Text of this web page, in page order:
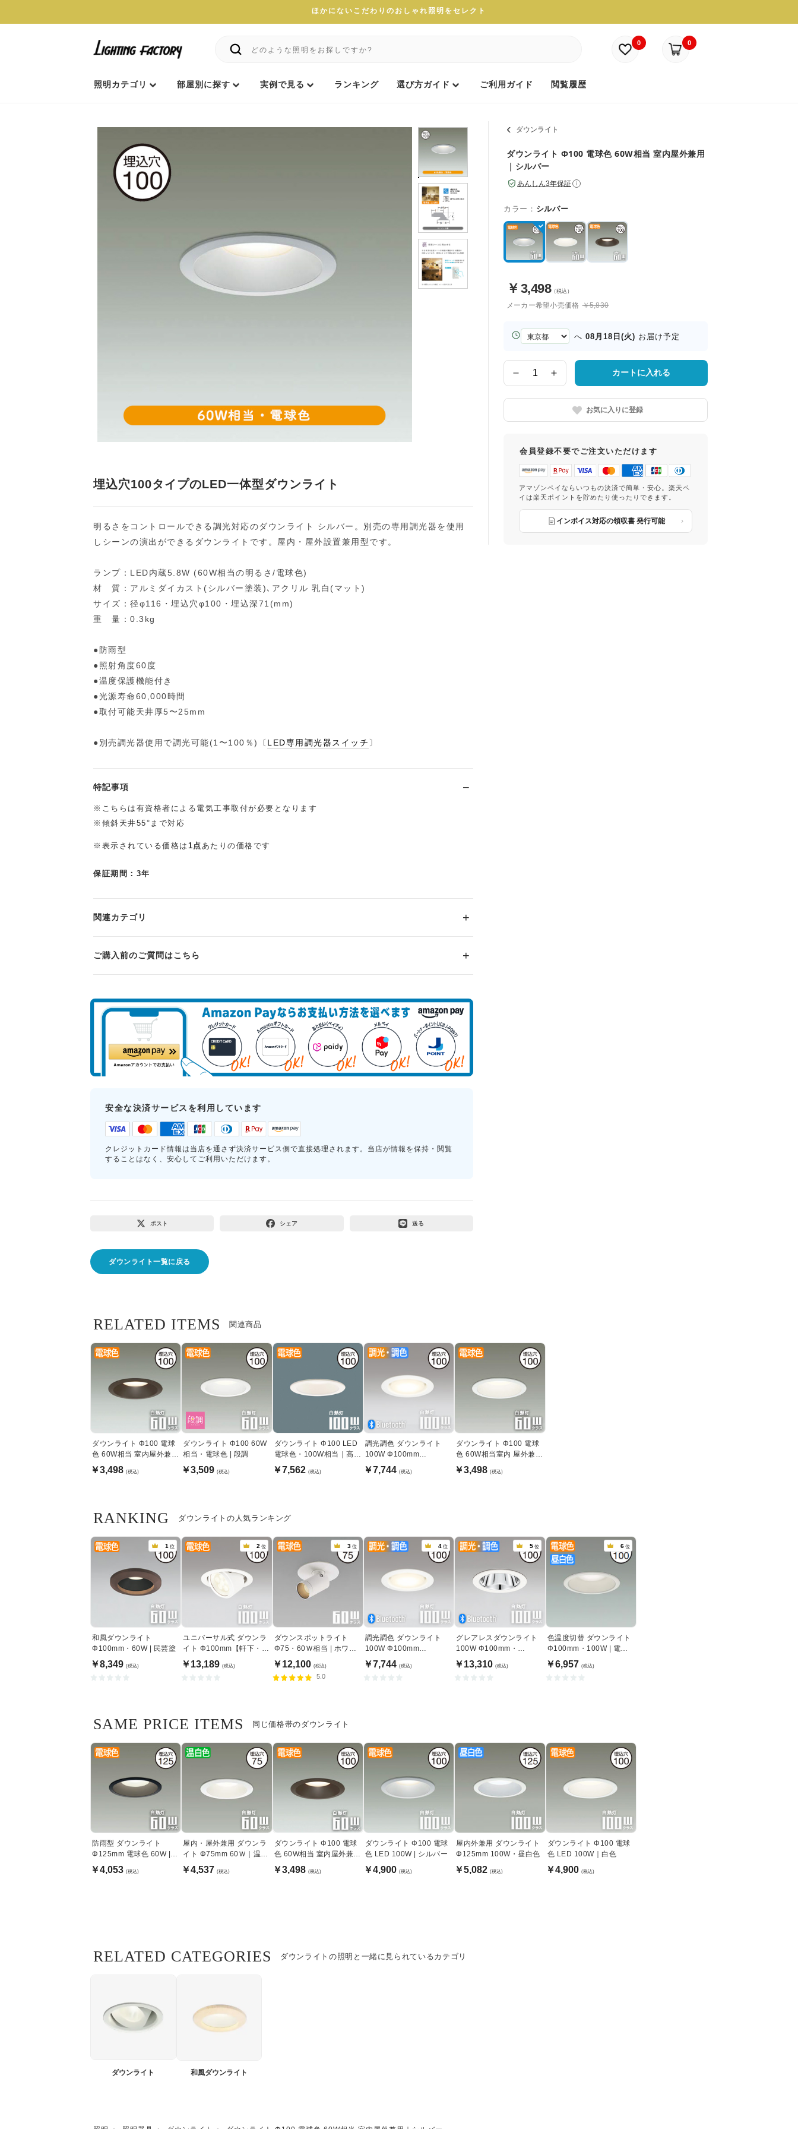
ほかにないこだわりのおしゃれ照明をセレクト
0 0
照明カテゴリ 部屋別に探す 実例で見る ランキング 選び方ガイド ご利用ガイド 閲覧履歴
ダウンライト
ダウンライト Φ100 電球色 60W相当 室内屋外兼用
｜シルバー
あんしん3年保証 i
カラー： シルバー
￥ 3,498（税込）
メーカー希望小売価格 ￥5,830
お
届
へ 08月18日(火) お届け予定
数
量
カートに入れる
お気に入りに登録
会員登録不要でご注文いただけます
アマゾンペイならいつもの決済で簡単・安心。楽天ペ
イは楽天ポイントを貯めたり使ったりできます。
インボイス対応の領収書 発行可能
埋込穴100タイプのLED一体型ダウンライト
明るさをコントロールできる調光対応のダウンライト シルバー。別売の専用調光器を使用
しシーンの演出ができるダウンライトです。屋内・屋外設置兼用型です。
ランプ：LED内蔵5.8W (60W相当の明るさ/電球色)
材 質：アルミダイカスト(シルバー塗装)､アクリル 乳白(マット)
サイズ：径φ116・埋込穴φ100・埋込深71(mm)
重 量：0.3kg
●防雨型
●照射角度60度
●温度保護機能付き
●光源寿命60,000時間
●取付可能天井厚5〜25mm
●別売調光器使用で調光可能(1〜100％)〔 LED専用調光器スイッチ 〕
特記事項
※こちらは有資格者による電気工事取付が必要となります
※傾斜天井55°まで対応
※表示されている価格は 1点あたりの価格です
保証期間：3年
関連カテゴリ
ご購入前のご質問はこちら
安全な決済サービスを利用しています
クレジットカード情報は当店を通さず決済サービス側で直接処理されます。当店が情報を保持・閲覧
することはなく、安心してご利用いただけます。
ポスト シェア 送る
ダウンライト一覧に戻る
関連商品
RELATED ITEMS
ダウンライト Φ100 電球
色 60W相当 室内屋外兼用
| ブラック
￥3,498 (税込)
ダウンライト Φ100 60W
相当・電球色 | 段調
￥3,509 (税込)
ダウンライト Φ100 LED
電球色・100W相当｜高演
色
￥7,562 (税込)
調光調色 ダウンライト
100W Φ100mm
Bluetooth｜ホワイト
￥7,744 (税込)
ダウンライト Φ100 電球
色 60W相当室内 屋外兼用
｜ホワイト
￥3,498 (税込)
ダウンライトの人気ランキング
RANKING
1 位
和風ダウンライト
Φ100mm・60W | 民芸塗
￥8,349 (税込)
2 位
ユニバーサル式 ダウンラ
イト Φ100mm【軒下・室
内兼用】
￥13,189 (税込)
3 位
ダウンスポットライト
Φ75・60Ｗ相当 | ホワイ
ト
￥12,100 (税込)
5.0
4 位
調光調色 ダウンライト
100W Φ100mm
Bluetooth｜ホワイト
￥7,744 (税込)
5 位
グレアレスダウンライト
100W Φ100mm・
Bluetooth｜ホワイト
￥13,310 (税込)
6 位
色温度切替 ダウンライト
Φ100mm・100W | 電球
色~昼白色
￥6,957 (税込)
同じ価格帯のダウンライト
SAME PRICE ITEMS
防雨型 ダウンライト
Φ125mm 電球色 60W |
ブラック
￥4,053 (税込)
屋内・屋外兼用 ダウンラ
イト Φ75mm 60Ｗ｜温白
色
￥4,537 (税込)
ダウンライト Φ100 電球
色 60W相当 室内屋外兼用
| ブラック
￥3,498 (税込)
ダウンライト Φ100 電球
色 LED 100W | シルバー
￥4,900 (税込)
屋内外兼用 ダウンライト
Φ125mm 100W・昼白色
￥5,082 (税込)
ダウンライト Φ100 電球
色 LED 100W｜白色
￥4,900 (税込)
ダウンライトの照明と一緒に見られているカテゴリ
RELATED CATEGORIES
ダウンライト 和風ダウンライト